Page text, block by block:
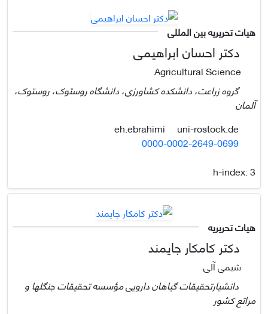
هیات تحریریه بین المللی
دکتر احسان ابراهیمی
گروه زراعت، دانشکده کشاورزی، دانشگاه روستوک، روستوک،
آلمان
uni-rostock.de
0000-0002-2649-0699
h-index:3
هیات تحریریه
دکتر کامکار جایمند
شیمی آلی
دانشیارتحقیقات گیاهان دارویی مؤسسه تحقیقات جنگلها و
مراتع کشور